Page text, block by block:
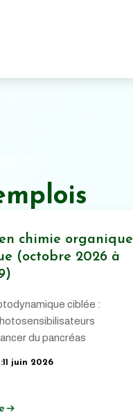
chimie organique
(octobre 2026 à
ciblée :
du pancréas
11 juin 2026